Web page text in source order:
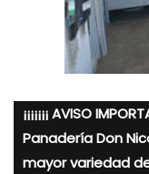
¡¡¡¡¡¡¡ AVISO
Panadería Don
mayor variedad